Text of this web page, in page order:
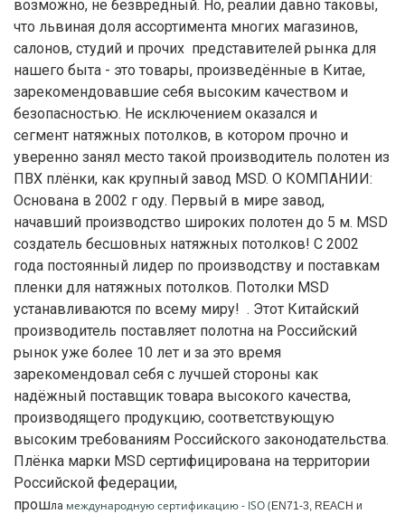
возможно, не безвредный. Но, реалии давно таковы,
что львиная доля ассортимента многих магазинов,
салонов, студий и прочих представителей рынка для
нашего быта - это товары, произведённые в Китае,
зарекомендовавшие себя высоким качеством и
безопасностью. Не исключением оказался и
сегмент натяжных потолков, в котором прочно и
уверенно занял место такой производитель полотен из
ПВХ плёнки, как крупный завод MSD. О КОМПАНИИ:
Основана в 2002 г оду. Первый в мире завод,
начавший производство широких полотен до 5 м. MSD
создатель бесшовных натяжных потолков! С 2002
года постоянный лидер по производству и поставкам
пленки для натяжных потолков. Потолки MSD
устанавливаются по всему миру! . Этот Китайский
производитель поставляет полотна на Российский
рынок уже более 10 лет и за это время
зарекомендовал себя с лучшей стороны как
надёжный поставщик товара высокого качества,
производящего продукцию, соответствующую
высоким требованиям Российского законодательства.
Плёнка марки MSD сертифицирована на территории
Российской федерации,
прошла международную сертификацию - ISO ( EN71-3, REACH и